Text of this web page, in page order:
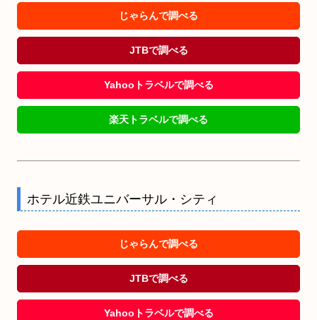
じゃらんで調べる
JTBで調べる
Yahooトラベルで調べる
楽天トラベルで調べる
ホテル近鉄ユニバーサル・シティ
じゃらんで調べる
JTBで調べる
Yahooトラベルで調べる